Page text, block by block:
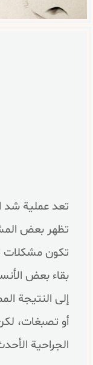
تعد عملية شد
تظهر بعض
تكون مشكلات
بقاء بعض
إلى النتيجة
أو تصبغات،
الجراحية